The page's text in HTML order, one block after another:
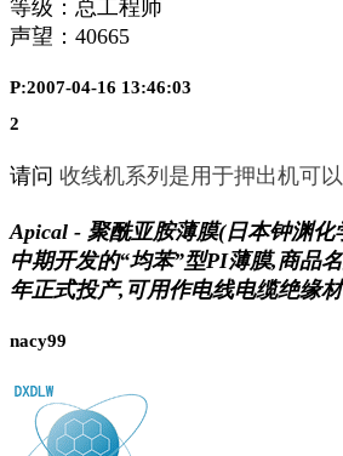
等级：总工程师
声望： 40665
P:2007-04-16 13:46:03
2
请问 收线机系列是用于押出机可
Apical - 聚酰亚胺薄膜(日本钟渊化
中期开发的“均苯”型PI薄膜,商品
年正式投产,可用作电线电缆绝缘
nacy99